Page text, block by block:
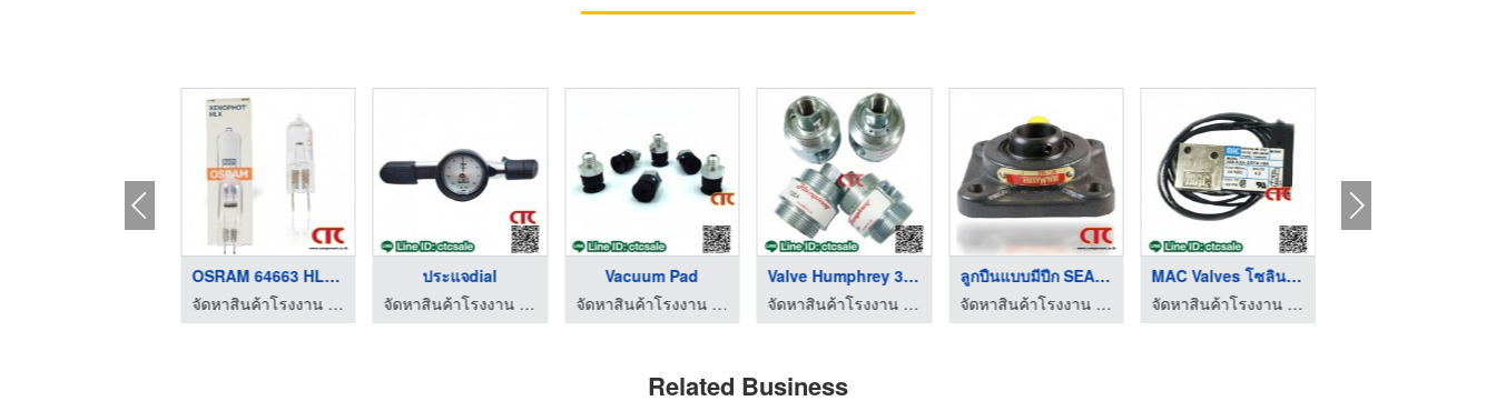
OSRAM 64663 HLX LAMP ...
จัดหาสินค้าโรงงาน - คอมโพเนนท์ เทรด เซ็นเตอร์
ประแจdial
จัดหาสินค้าโรงงาน - คอมโพเนนท์ เทรด เซ็นเตอร์
Vacuum Pad
จัดหาสินค้าโรงงาน - คอมโพเนนท์ เทรด เซ็นเตอร์
Valve Humphrey 3 Way
จัดหาสินค้าโรงงาน - คอมโพเนนท์ เทรด เซ็นเตอร์
ลูกปืนแบบมีปีก SEALM ...
จัดหาสินค้าโรงงาน - คอมโพเนนท์ เทรด เซ็นเตอร์
MAC Valves โซลินอยด์ ...
จัดหาสินค้าโรงงาน - คอมโพเนนท์ เทรด เซ็นเตอร์
Related Business